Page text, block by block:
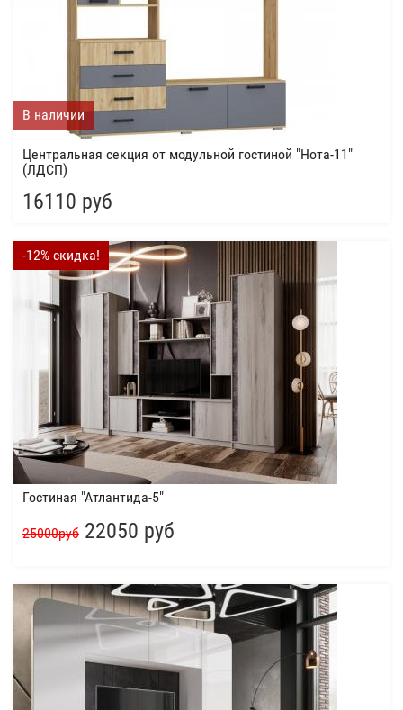
В наличии
Центральная секция от модульной гостиной "Нота-11"
(ЛДСП)
16110 руб
-12% скидка!
Гостиная "Атлантида-5"
25000руб 22050 руб